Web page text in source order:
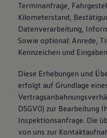
Terminanfrage,
Kilometerstand,
Datenverarbeitung,
Sowie optional: Anrede,
Kennzeichen und
Diese Erhebungen und
erfolgt auf Grundlage
DSGVO) zur Bearbeitung
Inspektionsanfrage. Die
von uns zur